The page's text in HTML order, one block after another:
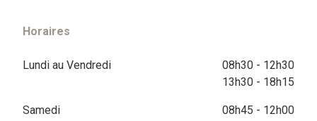
Horaires
Lundi au Vendredi
08h30 - 12h30
13h30 - 18h15
Samedi 08h45 - 12h00